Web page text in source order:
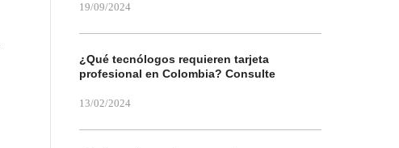
19/09/2024
¿Qué tecnólogos requieren tarjeta
profesional en Colombia? Consulte
13/02/2024